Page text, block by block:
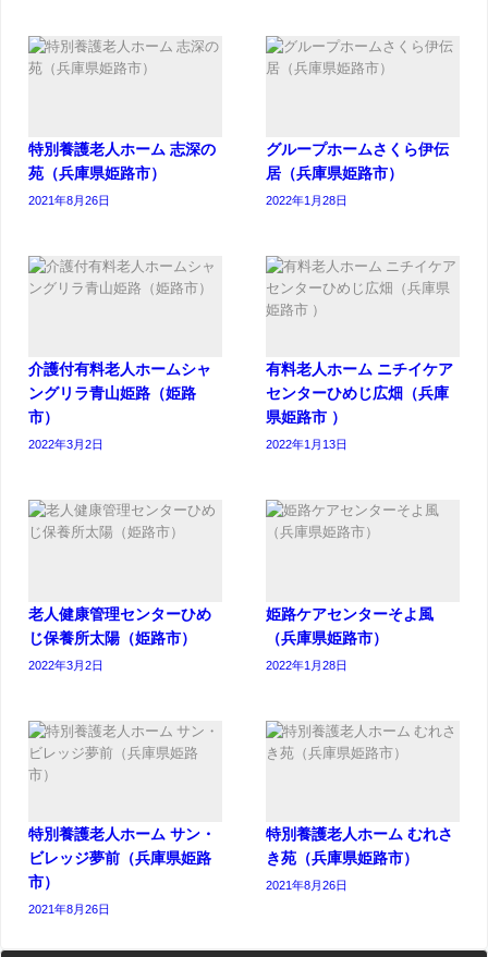
特別養護老人ホーム 志深の
苑（兵庫県姫路市）
2021年8月26日
グループホームさくら伊伝
居（兵庫県姫路市）
2022年1月28日
介護付有料老人ホームシャ
ングリラ青山姫路（姫路
市）
2022年3月2日
有料老人ホーム ニチイケア
センターひめじ広畑（兵庫
県姫路市 ）
2022年1月13日
老人健康管理センターひめ
じ保養所太陽（姫路市）
2022年3月2日
姫路ケアセンターそよ風
（兵庫県姫路市）
2022年1月28日
特別養護老人ホーム サン・
ビレッジ夢前（兵庫県姫路
市）
2021年8月26日
特別養護老人ホーム むれさ
き苑（兵庫県姫路市）
2021年8月26日